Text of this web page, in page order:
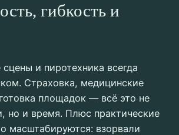
гибкость и
и пиротехника всегда
Страховка, медицинские
площадок — всё это не
но и время. Плюс практические
масштабируются: взорвали